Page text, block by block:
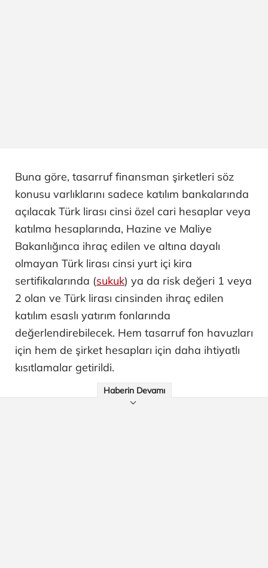
Buna göre, tasarruf finansman şirketleri söz
konusu varlıklarını sadece katılım bankalarında
açılacak Türk lirası cinsi özel cari hesaplar veya
katılma hesaplarında, Hazine ve Maliye
Bakanlığınca ihraç edilen ve altına dayalı
olmayan Türk lirası cinsi yurt içi kira
sertifikalarında (sukuk) ya da risk değeri 1 veya
2 olan ve Türk lirası cinsinden ihraç edilen
katılım esaslı yatırım fonlarında
değerlendirebilecek. Hem tasarruf fon havuzları
için hem de şirket hesapları için daha ihtiyatlı
kısıtlamalar getirildi.
Haberin Devamı